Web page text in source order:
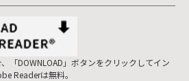
「DOWNLOAD」ボタンをクリックしてイン
Readerは無料。